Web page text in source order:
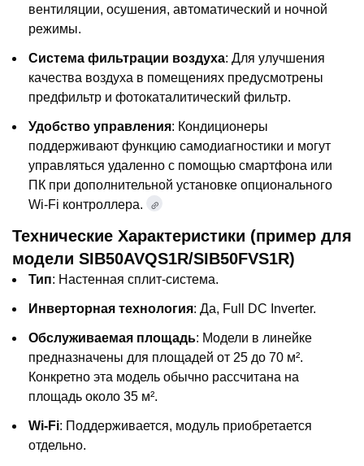
вентиляции, осушения, автоматический и ночной
режимы.
Система фильтрации воздуха: Для улучшения
качества воздуха в помещениях предусмотрены
предфильтр и фотокаталитический фильтр.
Удобство управления: Кондиционеры
поддерживают функцию самодиагностики и могут
управляться удаленно с помощью смартфона или
ПК при дополнительной установке опционального
Wi-Fi контроллера.
Технические Характеристики (пример для
модели SIB50AVQS1R/SIB50FVS1R)
Тип: Настенная сплит-система.
Инверторная технология: Да, Full DC Inverter.
Обслуживаемая площадь: Модели в линейке
предназначены для площадей от 25 до 70 м².
Конкретно эта модель обычно рассчитана на
площадь около 35 м².
Wi-Fi: Поддерживается, модуль приобретается
отдельно.